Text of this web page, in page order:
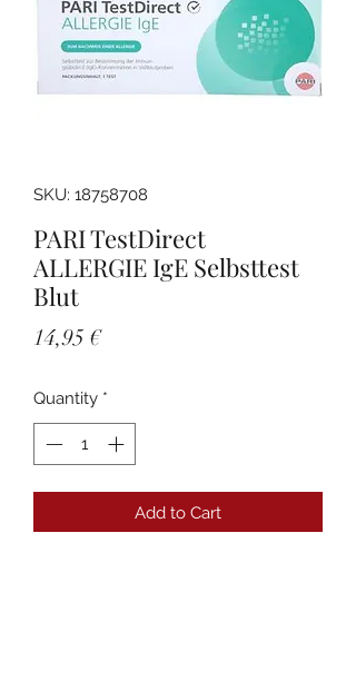
SKU: 18758708
PARI TestDirect
ALLERGIE IgE Selbsttest
Blut
14,95 €Price
Quantity *
Add to Cart